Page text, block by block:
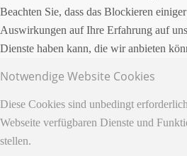
Beachten Sie, dass das Blockieren
Auswirkungen auf Ihre Erfahrung auf
Dienste haben kann, die wir anbieten
Notwendige Website Cookies
Diese Cookies sind unbedingt
Webseite verfügbaren Dienste und
stellen.